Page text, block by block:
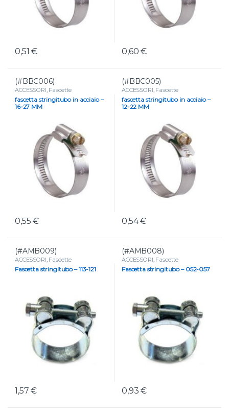
0,51€ 0,60€
(#BBC006)
ACCESSORI, Fascette
fascetta stringitubo in acciaio –
16-27 MM
0,55€
(#BBC005)
ACCESSORI, Fascette
fascetta stringitubo in acciaio –
12-22 MM
0,54€
(#AMB009)
ACCESSORI, Fascette
Fascetta stringitubo – 113-121
1,57€
(#AMB008)
ACCESSORI, Fascette
Fascetta stringitubo – 052-057
0,93€